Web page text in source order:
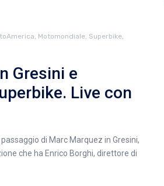
, Motomondiale, Superbike,
Gresini e
Live con
di Marc Marquez in Gresini,
che ha Enrico Borghi, direttore di